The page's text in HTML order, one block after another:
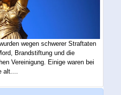
wegen schwerer Straftaten
Brandstiftung und die
Vereinigung. Einige waren bei